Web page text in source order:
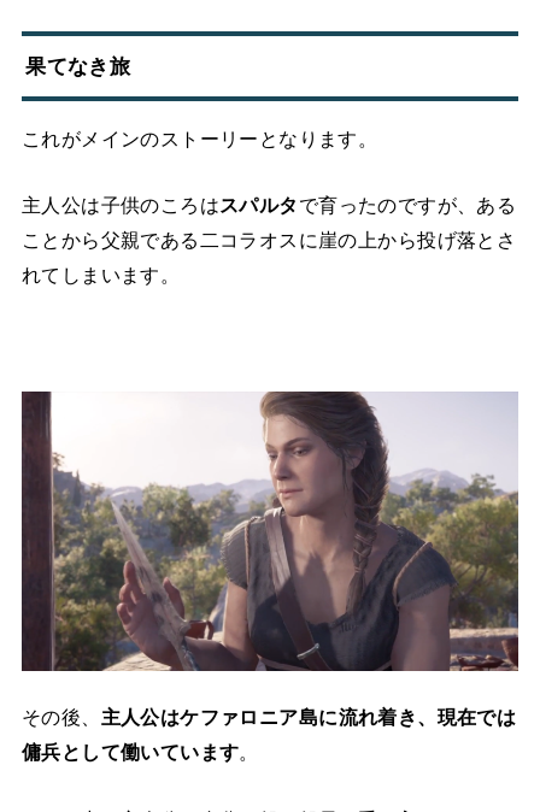
果てなき旅
これがメインのストーリーとなります。
主人公は子供のころはスパルタ で育ったのですが、ある
ことから父親である二コラオスに崖の上から投げ落とさ
れてしまいます。
その後、 主人公はケファロニア島に流れ着き、現在では
傭兵として働いています。